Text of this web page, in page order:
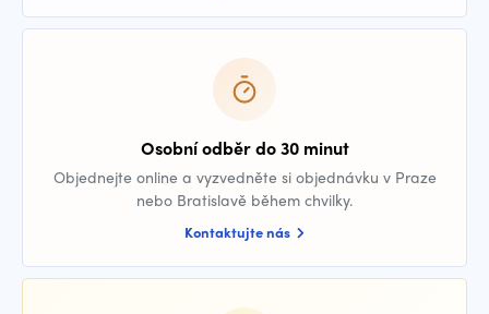
Osobní odběr do 30 minut
Objednejte online a vyzvedněte si objednávku v Praze
nebo Bratislavě během chvilky.
Kontaktujte nás